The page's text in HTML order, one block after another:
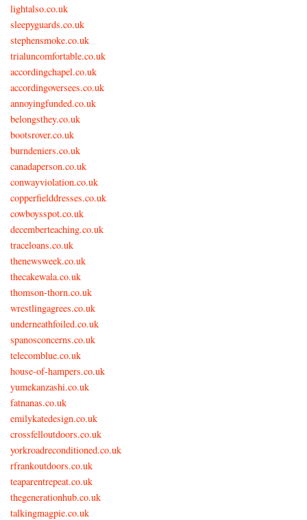
lightalso.co.uk
sleepyguards.co.uk
stephensmoke.co.uk
trialuncomfortable.co.uk
accordingchapel.co.uk
accordingoversees.co.uk
annoyingfunded.co.uk
belongsthey.co.uk
bootsrover.co.uk
burndeniers.co.uk
canadaperson.co.uk
conwayviolation.co.uk
copperfielddresses.co.uk
cowboysspot.co.uk
decemberteaching.co.uk
traceloans.co.uk
thenewsweek.co.uk
thecakewala.co.uk
thomson-thorn.co.uk
wrestlingagrees.co.uk
underneathfoiled.co.uk
spanosconcerns.co.uk
telecomblue.co.uk
house-of-hampers.co.uk
yumekanzashi.co.uk
fatnanas.co.uk
emilykatedesign.co.uk
crossfelloutdoors.co.uk
yorkroadreconditioned.co.uk
rfrankoutdoors.co.uk
teaparentrepeat.co.uk
thegenerationhub.co.uk
talkingmagpie.co.uk